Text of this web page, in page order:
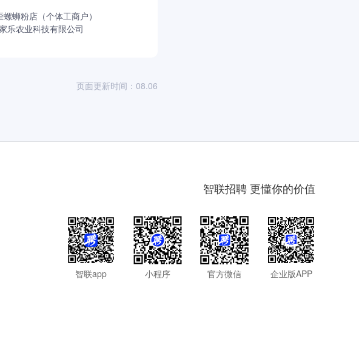
蛳粉店（个体工商户）
乐农业科技有限公司
页面更新时间：08.06
智联招聘 更懂你的价值
智联app 小程序 官方微信 企业版APP